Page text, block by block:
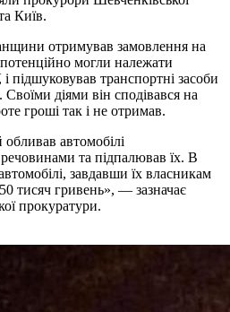
Київ.
отримував замовлення на
могли належати
підшуковував транспортні засоби
діями він сподівався на
гроші так і не отримав.
автомобілі
та підпалював їх. В
завдавши їх власникам
тисяч гривень», — зазначає
прокуратури.